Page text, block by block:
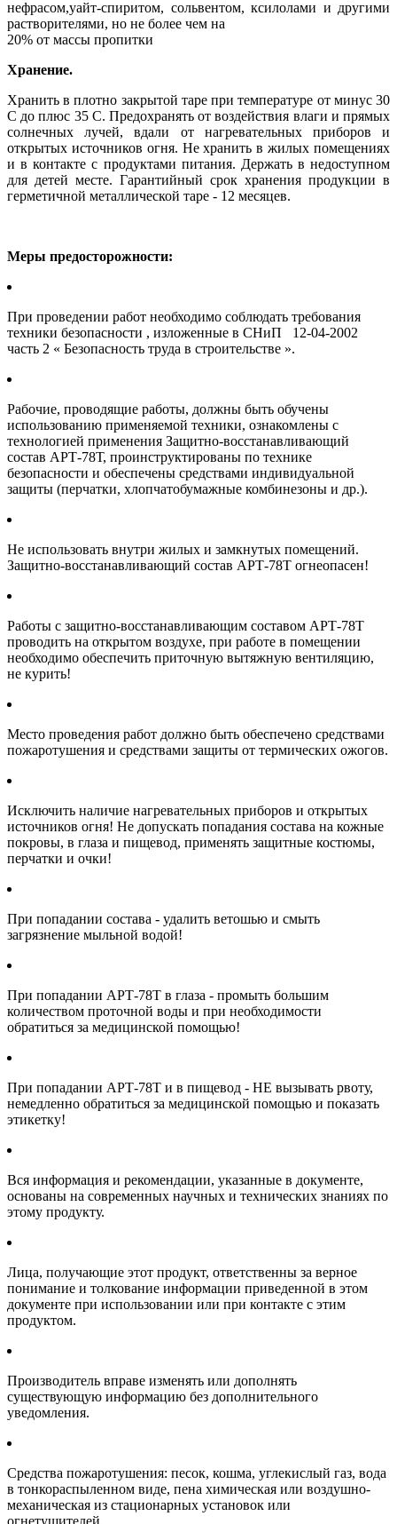
нефрасом,уайт-спиритом, сольвентом, ксилолами и другими
растворителями, но не более чем на
20% от массы пропитки
Хранение.
Хранить в плотно закрытой таре при температуре от минус 30
С до плюс 35 С. Предохранять от воздействия влаги и прямых
солнечных лучей, вдали от нагревательных приборов и
открытых источников огня. Не хранить в жилых помещениях
и в контакте с продуктами питания. Держать в недоступном
для детей месте. Гарантийный срок хранения продукции в
герметичной металлической таре - 12 месяцев.
Меры предосторожности:
При проведении работ необходимо соблюдать требования
техники безопасности , изложенные в СНиП 12-04-2002
часть 2 « Безопасность труда в строительстве ».
Рабочие, проводящие работы, должны быть обучены
использованию применяемой техники, ознакомлены с
технологией применения Защитно-восстанавливающий
состав АРТ-78Т, проинструктированы по технике
безопасности и обеспечены средствами индивидуальной
защиты (перчатки, хлопчатобумажные комбинезоны и др.).
Не использовать внутри жилых и замкнутых помещений.
Защитно-восстанавливающий состав АРТ-78Т огнеопасен!
Работы с защитно-восстанавливающим составом АРТ-78Т
проводить на открытом воздухе, при работе в помещении
необходимо обеспечить приточную вытяжную вентиляцию,
не курить!
Место проведения работ должно быть обеспечено средствами
пожаротушения и средствами защиты от термических ожогов.
Исключить наличие нагревательных приборов и открытых
источников огня! Не допускать попадания состава на кожные
покровы, в глаза и пищевод, применять защитные костюмы,
перчатки и очки!
При попадании состава - удалить ветошью и смыть
загрязнение мыльной водой!
При попадании АРТ-78Т в глаза - промыть большим
количеством проточной воды и при необходимости
обратиться за медицинской помощью!
При попадании АРТ-78Т и в пищевод - НЕ вызывать рвоту,
немедленно обратиться за медицинской помощью и показать
этикетку!
Вся информация и рекомендации, указанные в документе,
основаны на современных научных и технических знаниях по
этому продукту.
Лица, получающие этот продукт, ответственны за верное
понимание и толкование информации приведенной в этом
документе при использовании или при контакте с этим
продуктом.
Производитель вправе изменять или дополнять
существующую информацию без дополнительного
уведомления.
Средства пожаротушения: песок, кошма, углекислый газ, вода
в тонкораспыленном виде, пена химическая или воздушно-
механическая из стационарных установок или
огнетушителей.